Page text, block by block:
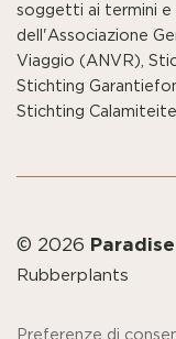
soggetti ai termini e
dell'Associazione
Viaggio (ANVR),
Stichting
Stichting
© 2026
Rubberplants
Preferenze di